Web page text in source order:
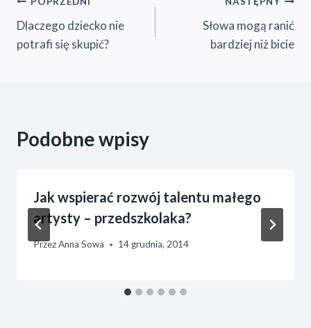
Nawigacja
wpisu
Dlaczego dziecko nie
potrafi się skupić?
Słowa mogą ranić
bardziej niż bicie
Podobne wpisy
Jak wspierać rozwój talentu małego
artysty – przedszkolaka?
PrzezAnna Sowa 14 grudnia, 2014